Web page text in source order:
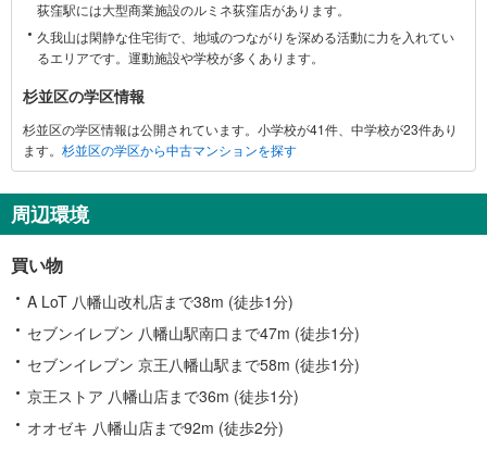
報
荻窪駅には大型商業施設のルミネ荻窪店があります。
久我山は閑静な住宅街で、地域のつながりを深める活動に力を入れてい
るエリアです。運動施設や学校が多くあります。
杉並区の学区情報
杉並区の学区情報は公開されています。小学校が41件、中学校が23件あり
ます。 杉並区の学区から中古マンションを探す
周辺環境
買い物
A LoT 八幡山改札店まで38m (徒歩1分)
セブンイレブン 八幡山駅南口まで47m (徒歩1分)
セブンイレブン 京王八幡山駅まで58m (徒歩1分)
京王ストア 八幡山店まで36m (徒歩1分)
オオゼキ 八幡山店まで92m (徒歩2分)